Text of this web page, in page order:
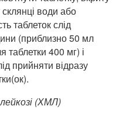
води або
таблеток слід
(приблизно 50 мл
таблетки 400 мг) і
прийняти відразу
(ХМЛ)